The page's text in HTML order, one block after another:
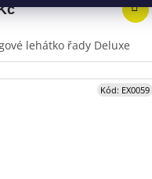
lehátko řady Deluxe
Kód: EX0059